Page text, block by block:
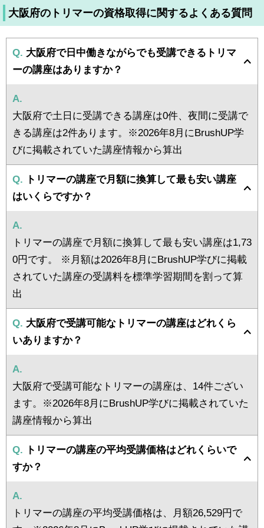
大阪府のトリマーの資格取得に関するよくある質問
Q. 大阪府で日中働きながらでも受講できるトリマ
ーの講座はありますか？
A.
大阪府で土日に受講できる講座は0件、夜間に受講で
きる講座は2件あります。※2026年8月にBrushUP学
びに掲載されていた講座情報から算出
Q.
トリマーの講座で月額に換算して最も安い講座
はいくらですか？
A.
トリマーの講座で月額に換算して最も安い講座は1,73
0円です。 ※月額は2026年8月にBrushUP学びに掲載
されていた講座の受講料を標準学習期間を割って算
出
Q. 大阪府で受講可能なトリマーの講座はどれくら
いありますか？
A.
大阪府で受講可能なトリマーの講座は、14件ござい
ます。※2026年8月にBrushUP学びに掲載されていた
講座情報から算出
Q.
トリマーの講座の平均受講価格はどれくらいで
すか？
A.
トリマーの講座の平均受講価格は、月額26,529円で